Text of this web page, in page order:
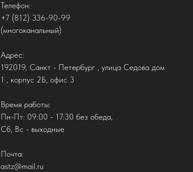
Телефон:
+7 (812) 336-90-99
(многоканальный)
Адрес:
192019, Санкт - Петербург , улица Седова дом
1 , корпус 2Б, офис 3
Время работы:
Пн-Пт: 09:00 - 17:30 без обеда,
Сб, Вс - выходные
Почта:
astz@mail.ru